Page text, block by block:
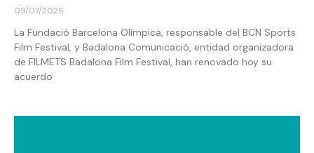
09/07/2026
La Fundació Barcelona Olímpica, responsable del BCN Sports
Film Festival, y Badalona Comunicació, entidad organizadora
de FILMETS Badalona Film Festival, han renovado hoy su
acuerdo